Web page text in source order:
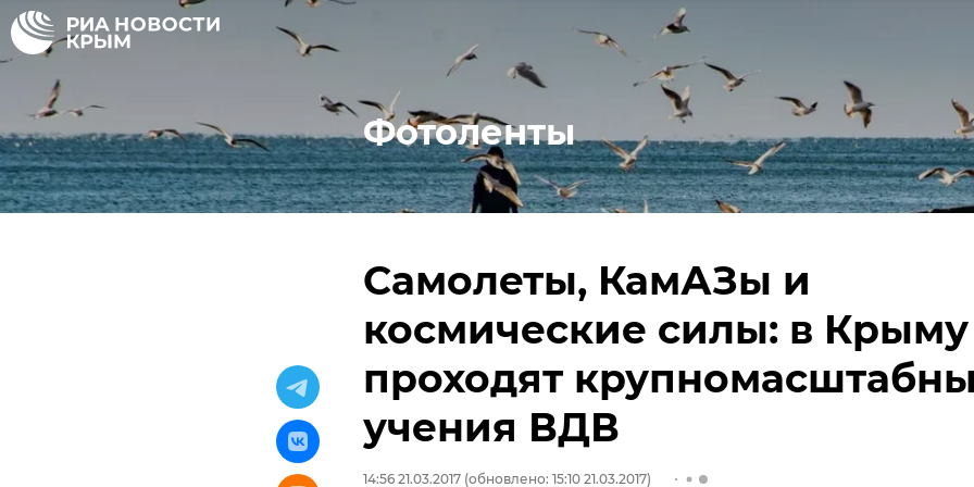
Фотоленты
Самолеты, КамАЗы и
космические силы: в Крыму
проходят
учения ВДВ
14:56 21.03.2017 (обновлено: 15:10 21.03.2017)